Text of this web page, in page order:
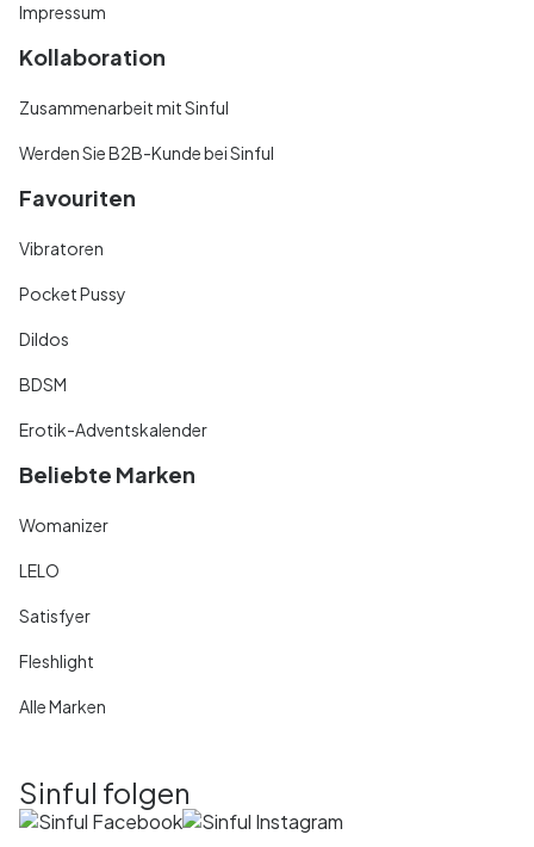
Impressum
Kollaboration
Zusammenarbeit mit Sinful
Werden Sie B2B-Kunde bei Sinful
Favouriten
Vibratoren
Pocket Pussy
Dildos
BDSM
Erotik-Adventskalender
Beliebte Marken
Womanizer
LELO
Satisfyer
Fleshlight
Alle Marken
Sinful folgen